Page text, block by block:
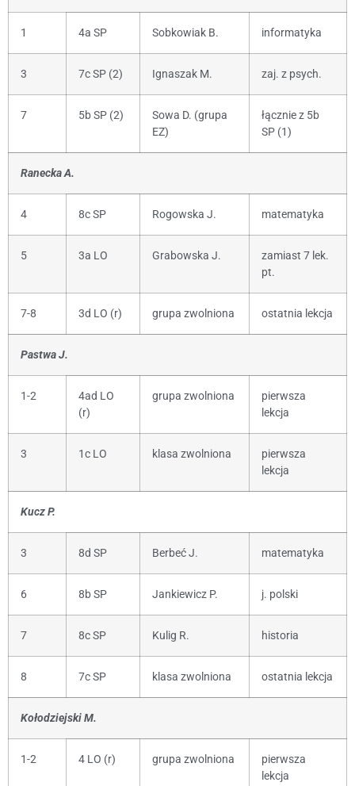
1 4a SP Sobkowiak B. informatyka
3 7c SP (2) Ignaszak M. zaj. z psych.
7 5b SP (2)
Sowa D. (grupa
EZ)
łącznie z 5b
SP (1)
Ranecka A.
4 8c SP Rogowska J. matematyka
5 3a LO Grabowska J.
zamiast 7 lek.
pt.
7-8 3d LO (r) grupa zwolniona ostatnia lekcja
Pastwa J.
1-2
4ad LO
(r)
grupa zwolniona
pierwsza
lekcja
3 1c LO klasa zwolniona
pierwsza
lekcja
Kucz P.
3 8d SP Berbeć J. matematyka
6 8b SP Jankiewicz P. j. polski
7 8c SP Kulig R. historia
8 7c SP klasa zwolniona ostatnia lekcja
Kołodziejski M.
1-2 4 LO (r) grupa zwolniona
pierwsza
lekcja